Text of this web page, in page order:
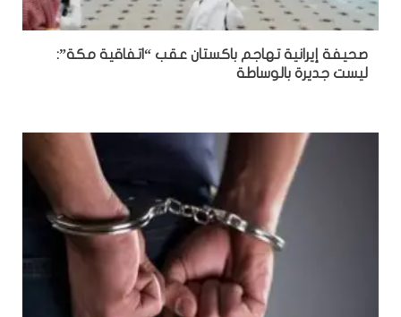
صحيفة إيرانية تهاجم باكستان عقب “اتفاقية مكة”:
ليست جديرة بالوساطة